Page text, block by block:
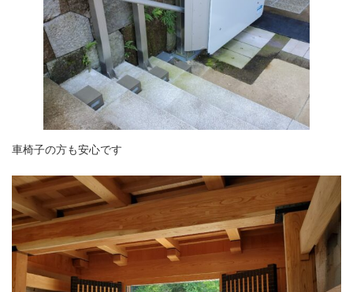
車椅子の方も安心です